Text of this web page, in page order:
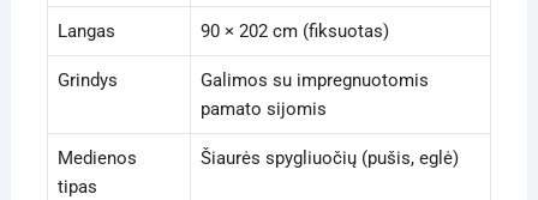
Langas 90 × 202 cm (fiksuotas)
Grindys
Galimos su impregnuotomis
pamato sijomis
Medienos
tipas
Šiaurės spygliuočių (pušis, eglė)